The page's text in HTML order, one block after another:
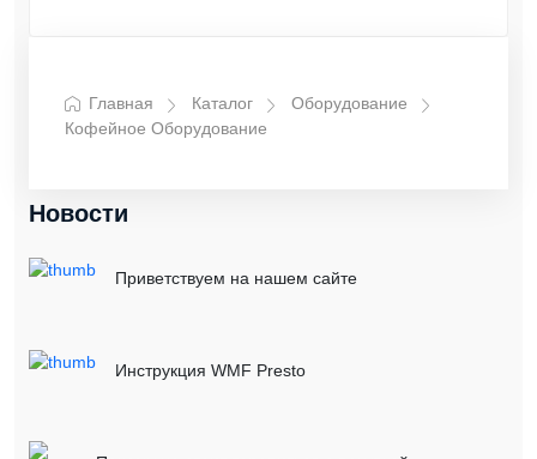
Главная Каталог
Оборудование
Кофейное Оборудование
Новости
Приветствуем на нашем сайте
Инструкция WMF Presto